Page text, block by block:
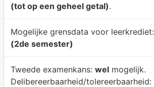
(tot op een geheel getal).
Mogelijke grensdata voor leerkrediet:
(2de semester)
Tweede examenkans: welmogelijk.
Delibereerbaarheid/tolereerbaarheid: